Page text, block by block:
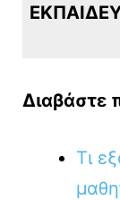
Διαβάστε
Τι